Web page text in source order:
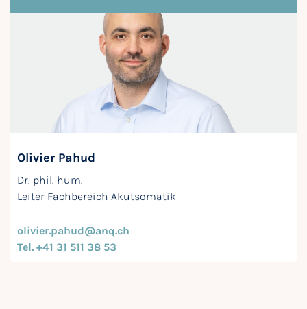
Olivier Pahud
Dr. phil. hum.
Leiter Fachbereich Akutsomatik
olivier.pahud@anq.ch
Tel. +41 31 511 38 53